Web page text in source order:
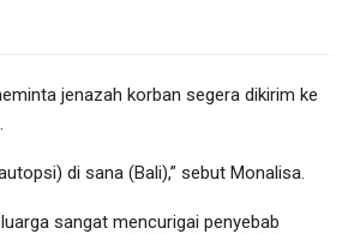
jenazah korban segera dikirim ke
di sana (Bali),” sebut Monalisa.
sangat mencurigai penyebab